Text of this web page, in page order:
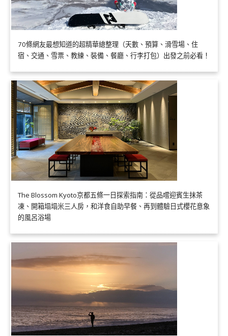
70條網友最想知道的超精華總整理（天數、預算、滑雪場、住
宿、交通、雪票、教練、裝備、餐廳、行李打包）出發之前必看！
The Blossom Kyoto京都五條一日探索指南：從品嚐迎賓生抹茶
凍、開箱塌塌米三人房，和洋食自助早餐、再到體驗日式櫻花意象
的風呂浴場